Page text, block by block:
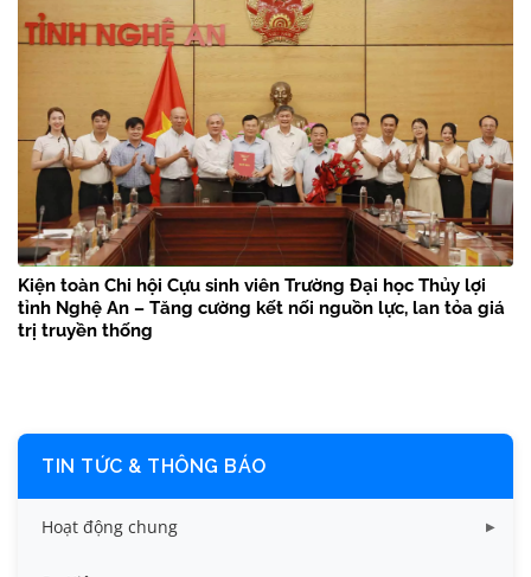
Kiện toàn Chi hội Cựu sinh viên Trường Đại học Thủy lợi
tỉnh Nghệ An – Tăng cường kết nối nguồn lực, lan tỏa giá
trị truyền thống
TIN TỨC & THÔNG BÁO
Hoạt động chung